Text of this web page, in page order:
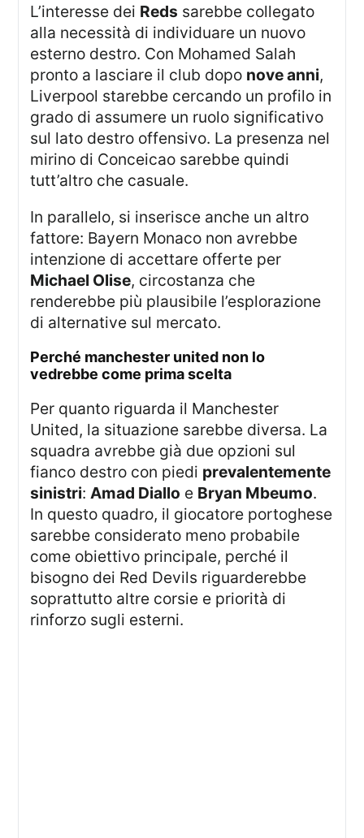
L’interesse dei Reds sarebbe collegato
alla necessità di individuare un nuovo
esterno destro. Con Mohamed Salah
pronto a lasciare il club dopo nove anni,
Liverpool starebbe cercando un profilo in
grado di assumere un ruolo significativo
sul lato destro offensivo. La presenza nel
mirino di Conceicao sarebbe quindi
tutt’altro che casuale.
In parallelo, si inserisce anche un altro
fattore: Bayern Monaco non avrebbe
intenzione di accettare offerte per
Michael Olise, circostanza che
renderebbe più plausibile l’esplorazione
di alternative sul mercato.
perché manchester united non lo
vedrebbe come prima scelta
Per quanto riguarda il Manchester
United, la situazione sarebbe diversa. La
squadra avrebbe già due opzioni sul
fianco destro con piedi prevalentemente
sinistri:Amad Diallo e Bryan Mbeumo.
In questo quadro, il giocatore portoghese
sarebbe considerato meno probabile
come obiettivo principale, perché il
bisogno dei Red Devils riguarderebbe
soprattutto altre corsie e priorità di
rinforzo sugli esterni.